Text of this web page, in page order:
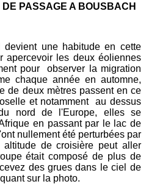
PASSAGE A BOUSBACH
devient une habitudeen cette
apercevoir les deux éoliennes
pour observer la migration
chaque année en automne,
de deux mètres passent en ce
et notamment au dessus
nord de l'Europe, elles se
en passant par le lac de
nullement été perturbées par
de croisière peut aller
était composé de plus de
des grues dans le ciel de
sur la photo.